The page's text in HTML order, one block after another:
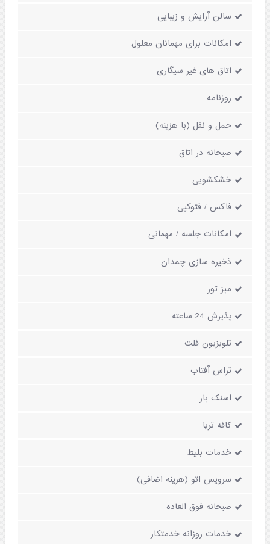
سالن آرایش و زیبایی
امکانات برای مهمانان معلول
اتاق های غیر سیگاری
روزنامه
حمل و نقل (با هزینه)
صبحانه در اتاق
خشکشویی
فاکس / فتوکپی
امکانات جلسه / مهمانی
ذخیره سازی چمدان
میز تور
پذیرش 24 ساعته
تلویزیون فلت
تراس آفتاب
اسنک بار
کافه تریا
خدمات بلیط
سرویس اتو (هزینه اضافی)
صبحانه فوق العاده
خدمات روزانه خدمتکار